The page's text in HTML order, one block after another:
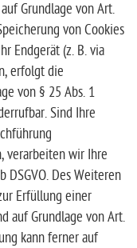
Grundlage von Art.
von Cookies
Endgerät (z. B. via
erfolgt die
von § 25 Abs. 1
Sind Ihre
verarbeiten wir Ihre
DSGVO. Des Weiteren
Erfüllung einer
auf Grundlage von Art.
kann ferner auf